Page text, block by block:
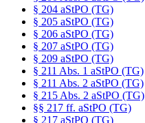
§ 204 aStPO (TG)
§ 205 aStPO (TG)
§ 206 aStPO (TG)
§ 207 aStPO (TG)
§ 209 aStPO (TG)
§ 211 Abs. 1 aStPO (TG)
§ 211 Abs. 2 aStPO (TG)
§ 215 Abs. 2 aStPO (TG)
§§ 217 ff. aStPO (TG)
§ 217 aStPO (TG)